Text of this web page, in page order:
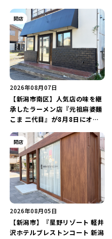
開店
2026年08月07日
【新潟市南区】人気店の味を継
承したラーメン店『元祖麻婆麺
こま 二代目』が8月8日にオー
た「麻婆麺」を復刻♪
開店
2026年08月05日
【新潟市】『星野リゾート 軽井
沢ホテルブレストンコート 新潟